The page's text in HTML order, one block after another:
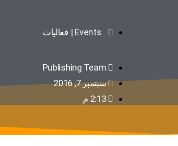
Events | فعاليات
Publishing Team
سبتمبر 7, 2016
2:13 م